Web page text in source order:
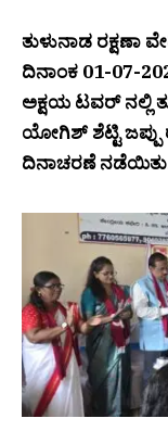
ತುಳುನಾಡ ರಕ್ಷಣಾ
ದಿನಾಂಕ 01-07-
ಅಕ್ಷಯ ಟವರ್ ನಲ್ಲಿ
ಯೋಗಿಶ್ ಶೆಟ್ಟಿ ಜಪ್ಪು
ದಿನಾಚರಣೆ ನಡೆಯಿತು